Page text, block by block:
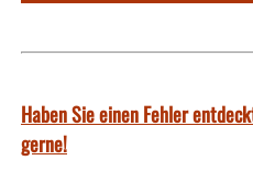
Haben Sie einen Fehler
gerne!